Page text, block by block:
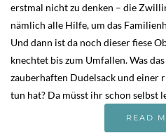
erstmal nicht zu denken – die
nämlich alle Hilfe, um das
Und dann ist da noch dieser fiese
knechtet bis zum Umfallen. Was
zauberhaften Dudelsack und einer
tun hat? Da müsst ihr schon selbst
READ